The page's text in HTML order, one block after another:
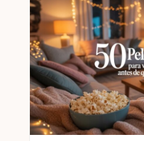
PARA
VER
CON
LOS
NIÑOS